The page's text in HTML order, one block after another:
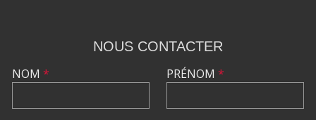
NOUS CONTACTER
NOM * PRÉNOM *